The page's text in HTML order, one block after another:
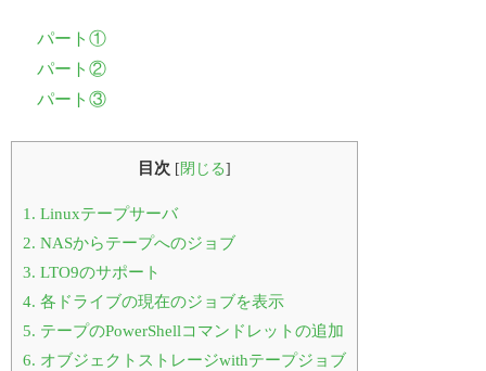
パート①
パート②
パート③
目次 [ 閉じる]
1. Linuxテープサーバ
2. NASからテープへのジョブ
3. LTO9のサポート
4. 各ドライブの現在のジョブを表示
5. テープのPowerShellコマンドレットの追加
6. オブジェクトストレージwithテープジョブ